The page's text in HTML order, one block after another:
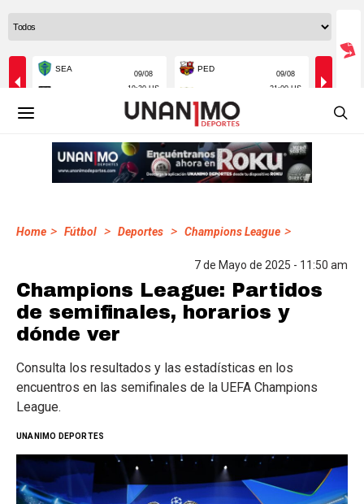
Home > Fútbol > Deportes > Champions League >
7 de Mayo de 2025 - 11:50 am
Champions League: Partidos
de semifinales, horarios y
dónde ver
Consulta los resultados y las estadísticas en los
encuentros en las semifinales de la UEFA Champions
League.
UNANIMO DEPORTES